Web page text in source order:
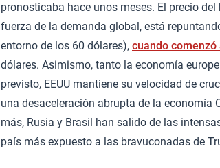
pronosticaba hace unos meses. El precio
fuerza de la demanda global, está
entorno de los 60 dólares), cuando
dólares. Asimismo, tanto la economía
previsto, EEUU mantiene su velocidad de
una desaceleración abrupta de la economía
más, Rusia y Brasil han salido de las
país más expuesto a las bravuconadas de